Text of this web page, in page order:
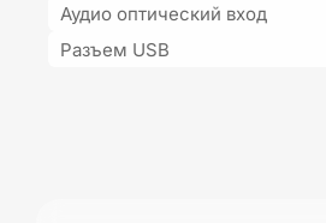
Аудио оптический вход
Разъем USB